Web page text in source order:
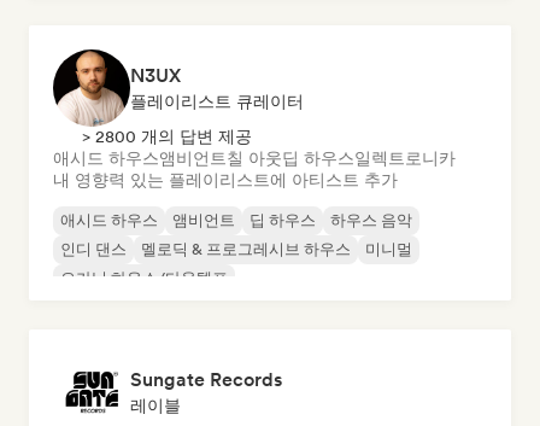
N3UX
플레이리스트 큐레이터
> 2800 개의 답변 제공
애시드 하우스앰비언트칠 아웃딥 하우스일렉트로니카
내 영향력 있는 플레이리스트에 아티스트 추가
애시드 하우스 앰비언트 딥 하우스
하우스 음악
인디 댄스
멜로딕 & 프로그레시브 하우스
미니멀
오가닉 하우스/다운템포
Sungate Records
레이블